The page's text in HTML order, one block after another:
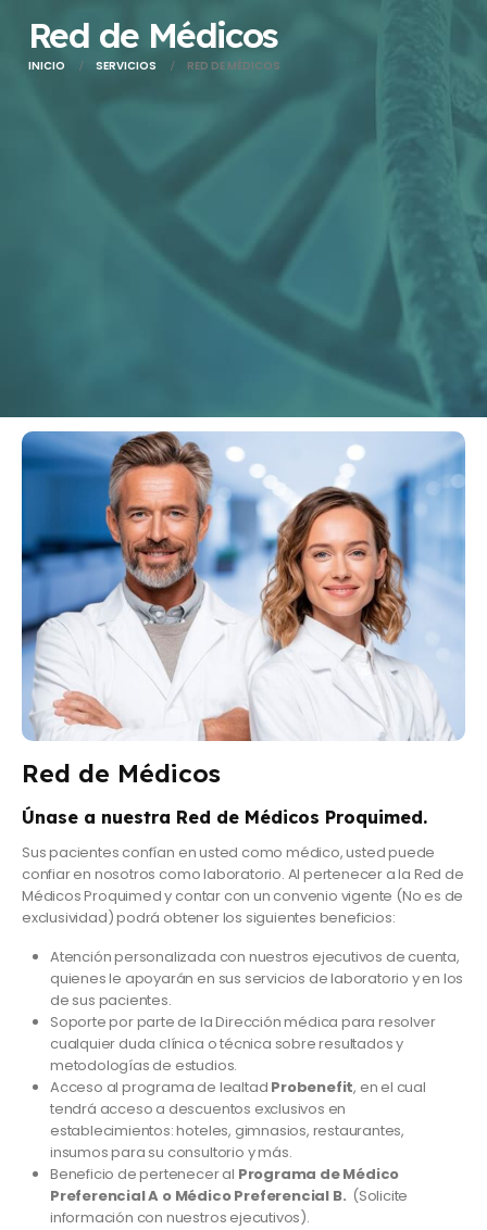
Red de Médicos
INICIO SERVICIOS RED DE MÉDICOS
Red de Médicos
Únase a nuestra Red de Médicos Proquimed.
Sus pacientes confían en usted como médico, usted puede
confiar en nosotros como laboratorio. Al pertenecer a la Red de
Médicos Proquimed y contar con un convenio vigente (No es de
exclusividad) podrá obtener los siguientes beneficios:
Atención personalizada con nuestros ejecutivos de cuenta,
quienes le apoyarán en sus servicios de laboratorio y en los
de sus pacientes.
Soporte por parte de la Dirección médica para resolver
cualquier duda clínica o técnica sobre resultados y
metodologías de estudios.
Acceso al programa de lealtad Probenefit, en el cual
tendrá acceso a descuentos exclusivos en
establecimientos: hoteles, gimnasios, restaurantes,
insumos para su consultorio y más.
Beneficio de pertenecer al Programa de Médico
Preferencial A o Médico Preferencial B. (Solicite
información con nuestros ejecutivos).